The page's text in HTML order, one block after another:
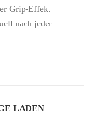
Grip-Effekt
nach jeder
LADEN